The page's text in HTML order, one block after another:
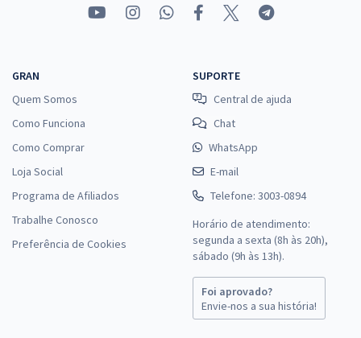
GRAN
Quem Somos
Como Funciona
Como Comprar
Loja Social
Programa de Afiliados
Trabalhe Conosco
Preferência de Cookies
SUPORTE
Central de ajuda
Chat
WhatsApp
E-mail
Telefone: 3003-0894
Horário de atendimento:
segunda a sexta (8h às 20h),
sábado (9h às 13h).
Foi aprovado?
Envie-nos a sua história!